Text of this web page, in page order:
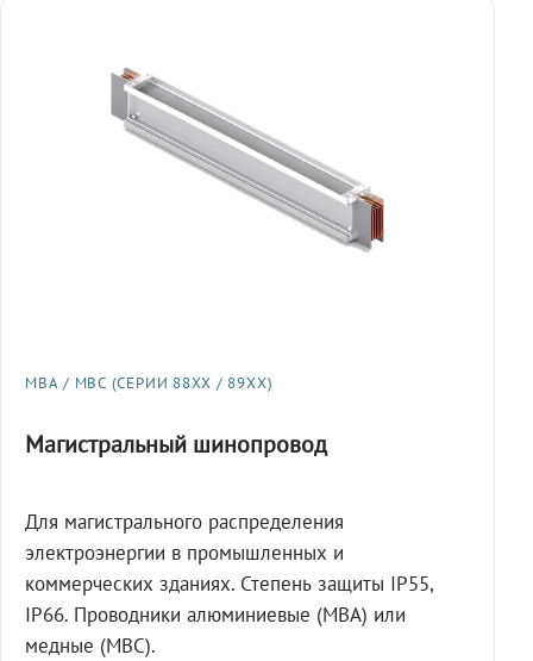
МВА / МВС (СЕРИИ 88XX / 89XX)
Магистральный шинопровод
Для магистрального распределения
электроэнергии в промышленных и
коммерческих зданиях. Степень защиты IP55,
IP66. Проводники алюминиевые (МВА) или
медные (МВС).